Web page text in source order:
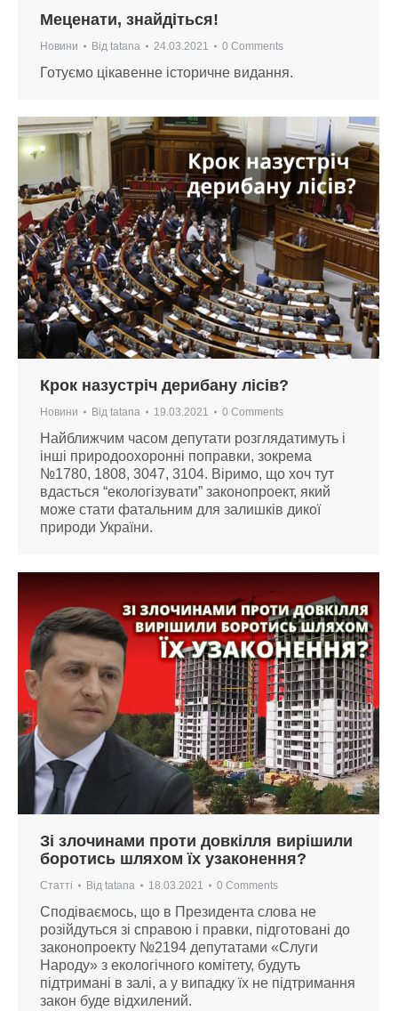
Меценати, знайдіться!
Новини Від tatana 24.03.2021 0 Comments
Готуємо цікавенне історичне видання.
Крок назустріч дерибану лісів?
Новини Від tatana 19.03.2021 0 Comments
Найближчим часом депутати розглядатимуть і
інші природоохоронні поправки, зокрема
№1780, 1808, 3047, 3104. Віримо, що хоч тут
вдасться “екологізувати” законопроект, який
може стати фатальним для залишків дикої
природи України.
Зі злочинами проти довкілля вирішили
боротись шляхом їх узаконення?
Статті Від tatana 18.03.2021 0 Comments
Сподіваємось, що в Президента слова не
розійдуться зі справою і правки, підготовані до
законопроекту №2194 депутатами «Слуги
Народу» з екологічного комітету, будуть
підтримані в залі, а у випадку їх не підтримання
закон буде відхилений.